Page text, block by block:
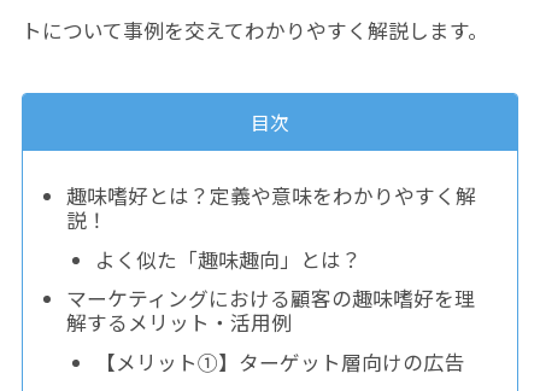
トについて事例を交えてわかりやすく解説します。
目次
趣味嗜好とは？定義や意味をわかりやすく解
説！
よく似た「趣味趣向」とは？
マーケティングにおける顧客の趣味嗜好を理
解するメリット・活用例
【メリット①】ターゲット層向けの広告